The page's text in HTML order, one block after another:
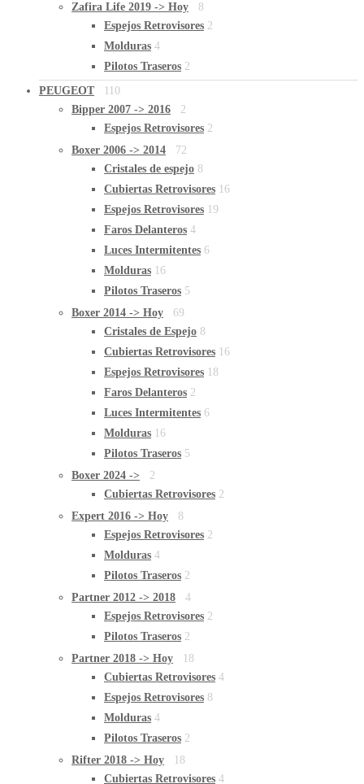
Zafira Life 2019 -> Hoy
8
Espejos Retrovisores 2
Molduras 4
Pilotos Traseros 2
PEUGEOT
110
Bipper 2007 -> 2016
2
Espejos Retrovisores 2
Boxer 2006 -> 2014
72
Cristales de espejo 8
Cubiertas Retrovisores 16
Espejos Retrovisores 19
Faros Delanteros 4
Luces Intermitentes 6
Molduras 16
Pilotos Traseros 5
Boxer 2014 -> Hoy
69
Cristales de Espejo 8
Cubiertas Retrovisores 16
Espejos Retrovisores 18
Faros Delanteros 2
Luces Intermitentes 6
Molduras 16
Pilotos Traseros 5
Boxer 2024 ->
2
Cubiertas Retrovisores 2
Expert 2016 -> Hoy
8
Espejos Retrovisores 2
Molduras 4
Pilotos Traseros 2
Partner 2012 -> 2018
4
Espejos Retrovisores 2
Pilotos Traseros 2
Partner 2018 -> Hoy
18
Cubiertas Retrovisores 4
Espejos Retrovisores 8
Molduras 4
Pilotos Traseros 2
Rifter 2018 -> Hoy
18
Cubiertas Retrovisores 4